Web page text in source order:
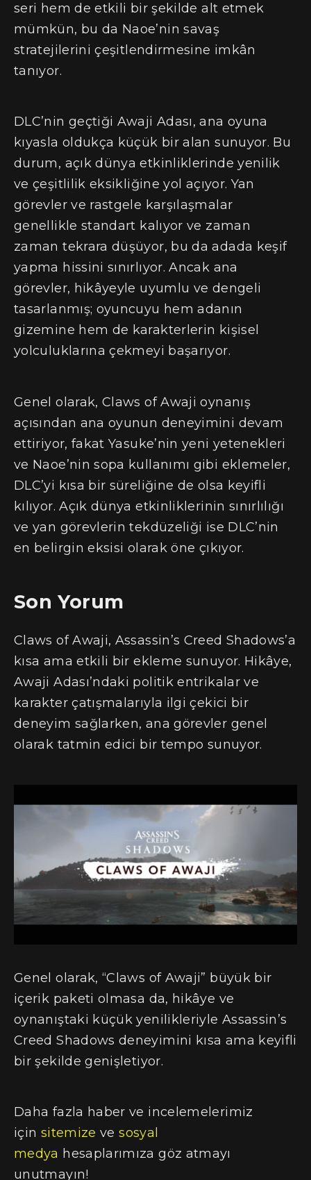
seri hem de etkili bir şekilde alt etmek
mümkün, bu da Naoe’nin savaş
stratejilerini çeşitlendirmesine imkân
tanıyor.
DLC’nin geçtiği Awaji Adası, ana oyuna
kıyasla oldukça küçük bir alan sunuyor. Bu
durum, açık dünya etkinliklerinde yenilik
ve çeşitlilik eksikliğine yol açıyor. Yan
görevler ve rastgele karşılaşmalar
genellikle standart kalıyor ve zaman
zaman tekrara düşüyor, bu da adada keşif
yapma hissini sınırlıyor. Ancak ana
görevler, hikâyeyle uyumlu ve dengeli
tasarlanmış; oyuncuyu hem adanın
gizemine hem de karakterlerin kişisel
yolculuklarına çekmeyi başarıyor.
Genel olarak, Claws of Awaji oynanış
açısından ana oyunun deneyimini devam
ettiriyor, fakat Yasuke’nin yeni yetenekleri
ve Naoe’nin sopa kullanımı gibi eklemeler,
DLC’yi kısa bir süreliğine de olsa keyifli
kılıyor. Açık dünya etkinliklerinin sınırlılığı
ve yan görevlerin tekdüzeliği ise DLC’nin
en belirgin eksisi olarak öne çıkıyor.
Son Yorum
Claws of Awaji, Assassin’s Creed Shadows’a
kısa ama etkili bir ekleme sunuyor. Hikâye,
Awaji Adası’ndaki politik entrikalar ve
karakter çatışmalarıyla ilgi çekici bir
deneyim sağlarken, ana görevler genel
olarak tatmin edici bir tempo sunuyor.
Genel olarak, “Claws of Awaji” büyük bir
içerik paketi olmasa da, hikâye ve
oynanıştaki küçük yenilikleriyle Assassin’s
Creed Shadows deneyimini kısa ama keyifli
bir şekilde genişletiyor.
Daha fazla haber ve incelemelerimiz
için sitemize vesosyal
medya hesaplarımıza göz atmayı
unutmayın!